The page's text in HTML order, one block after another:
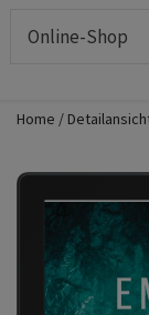
Online-Shop
Home